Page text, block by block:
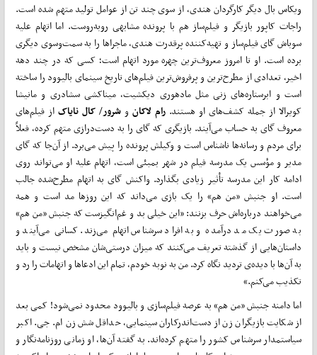
ویکاس بال دیگر کارگردان هندی، از سوی چند تن از عوامل تولید متهم شده است.
راجات کاپور بازیگر و فیلم‌ساز هم با پرونده مشابهی روبه‌روست. اما اتهام علیه
سوباش گای فیلم‌ساز و تهیه‌کننده پرقدرت هندی، ماجراها را به سمت‌وسوی دیگری
برده است. او تا امروز معروف‌ترین چهره مورد اتهام است؛ کسی که در چند دهه
اخیر، تعدادی از مطرح‌ترین و پرفروش‌ترین فیلم‌های تاریخ سینمای بالیوود را ساخته
است و ابرستاره‌های زنی مثل مادهوری دیکشیت، میناکشی سشادری و مانیشا
کویرالا از جمله کشف‌های او هستند. رام لاکانو شرور/کال نایاکاز فیلم‌های
معروف گای به حساب‌ می‌آیند. بازیگری که گای را به دست‌درازی متهم کرده، فعلاً
برای مردم و رسانه‌ها ناشناس است و وکیلش پرونده را پیش می‌برد. از آن‌جا که گای
مدیر و مؤسس یک مدرسه فیلم در شهر بمبئی است، اتهام علیه او‌ می‌تواند روی
ادامه کار این مدرسه تأثیر زیادی بگذارد. واکنش گای به اتهام مطرح‌شده جالب
است. او جنبش «من هم» را یک بازی‌ می‌داند که این روزها مد است و همه‌
می‌خواهند درباره‌اش حرف بزنند: «این خیلی بد و غم‌انگیزست که جنبش «من هم»
به صورت یک مد درآمده و به افراد سرشناس اتهام‌ می‌زند. کسانی‌ می‌آیند و
داستان‌هایی از گذشته تعریف‌ می‌کنند که میزان درستی‌شان مشخص نیست و باید
به آن‌ها با دیده‌ی تردید نگاه کرد. من به نوبه خودم، تمام این ادعاها و اتهامات را رد و
تکذیب‌ می‌کنم.»
اما دامنه جنبش «من هم» به عرصه فیلم‌سازی و بالیوود محدود نمی‌شود! کمی بعد
از شکایت بازیگران زن از دست‌اندرکاران سینمایی، حداقل شش زن ام. جی. اکبر
سیاستمدار سرشناس کشور را متهم کرده‌اند. به گفته آن‌ها، او زمانی روزنامه‌نگار و